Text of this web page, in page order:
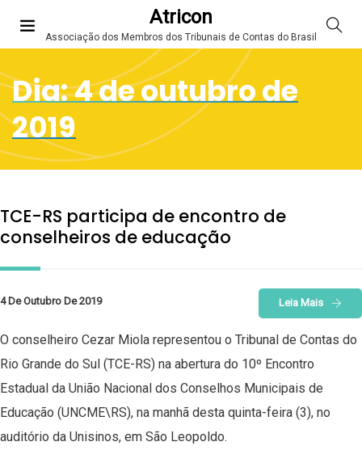
Atricon
Associação dos Membros dos Tribunais de Contas do Brasil
Dia:4 de outubro de
2019
TCE-RS participa de encontro de
conselheiros de educação
4 De Outubro De 2019 Leia Mais
O conselheiro Cezar Miola representou o Tribunal de Contas do
Rio Grande do Sul (TCE-RS) na abertura do 10º Encontro
Estadual da União Nacional dos Conselhos Municipais de
Educação (UNCME\RS), na manhã desta quinta-feira (3), no
auditório da Unisinos, em São Leopoldo.